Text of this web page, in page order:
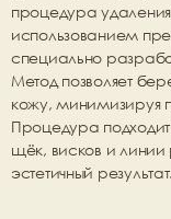
процедура
использованием
специально
Метод позволяет
кожу, минимизируя
Процедура
щёк, висков и линии
эстетичный результат.